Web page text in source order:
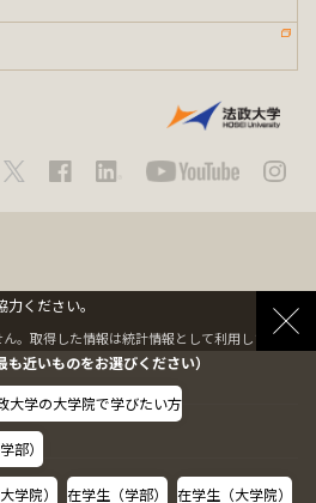
ください。
。取得した情報は統計情報として利用します。
近いものをお選びください）
大学の大学院で学びたい方
部）
学院） 在学生（学部） 在学生（大学院）